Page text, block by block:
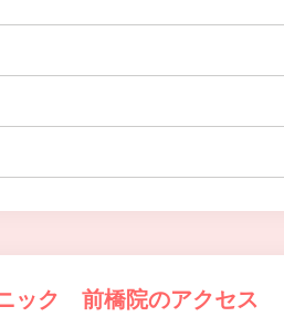
ック 前橋院のアクセス